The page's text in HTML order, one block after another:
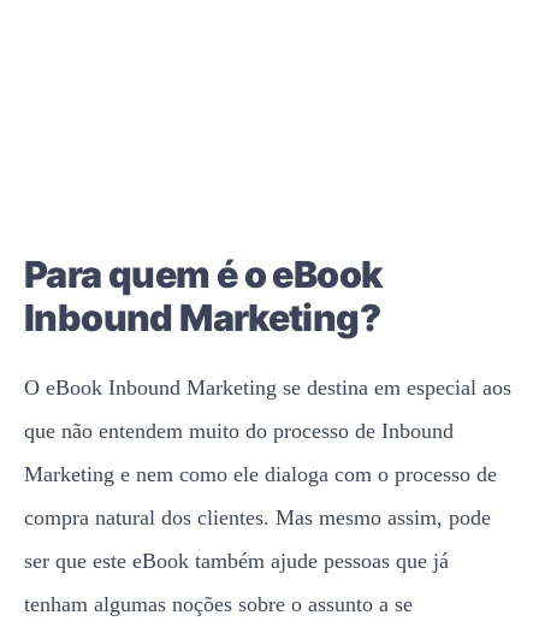
Para quem é o eBook
Inbound Marketing?
O eBook Inbound Marketing se destina em especial aos
que não entendem muito do processo de Inbound
Marketing e nem como ele dialoga com o processo de
compra natural dos clientes. Mas mesmo assim, pode
ser que este eBook também ajude pessoas que já
tenham algumas noções sobre o assunto a se